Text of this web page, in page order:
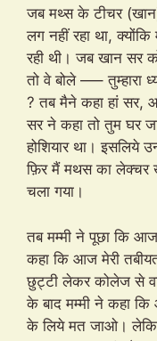
जब मथ्स के टीचर
लग नहीं रहा था,
रही थी। जब खान सर
तो वे बोले —– तुम्हारा
? तब मैने कहा हां सर,
सर ने कहा तो तुम घर
होशियार था। इसलिये
फ़िर मैं मथस का लेक्चर
चला गया।
तब मम्मी ने पूछा कि
कहा कि आज मेरी
छुट्टी लेकर कोलेज से
के बाद मम्मी ने कहा कि
के लिये मत जाओ।